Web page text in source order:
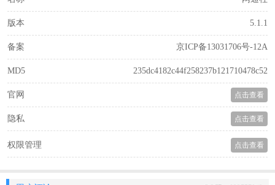
版本 5.1.1
备案 京ICP备13031706号-12A
MD5 235dc4182c44f258237b121710478c52
官网 点击查看
隐私 点击查看
权限管理 点击查看